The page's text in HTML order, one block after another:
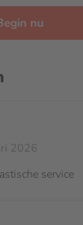
Begin nu
2026
service